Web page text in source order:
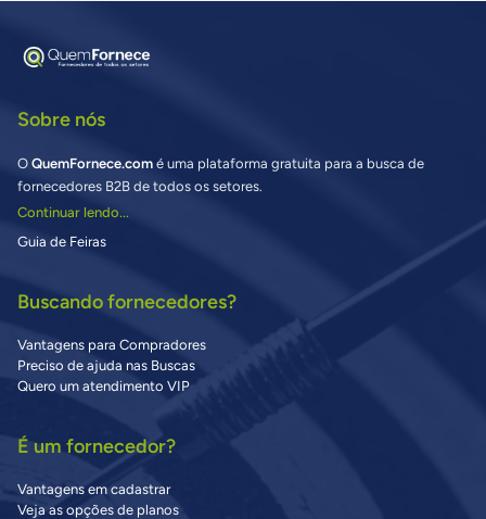
Sobre nós
O QuemFornece.com é uma plataforma gratuita para a busca de
fornecedores B2B de todos os setores.
Continuar lendo...
Guia de Feiras
Buscando fornecedores?
Vantagens para Compradores
Preciso de ajuda nas Buscas
Quero um atendimento VIP
É um fornecedor?
Vantagens em cadastrar
Veja as opções de planos